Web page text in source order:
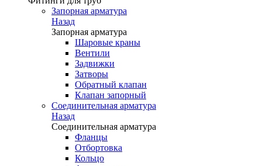
Запорная арматура
Назад
Запорная арматура
Шаровые краны
Вентили
Задвижки
Затворы
Обратный клапан
Клапан запорный
Соединительная арматура
Назад
Соединительная арматура
Фланцы
Отбортовка
Кольцо